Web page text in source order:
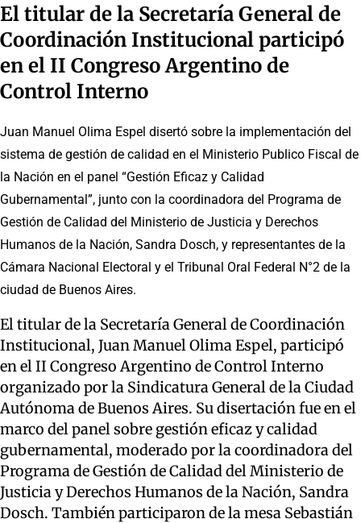
El titular de la Secretaría General de
Coordinación Institucional participó
en el II Congreso Argentino de
Control Interno
Juan Manuel Olima Espel disertó sobre la implementación del
sistema de gestión de calidad en el Ministerio Publico Fiscal de
la Nación en el panel “Gestión Eficaz y Calidad
Gubernamental”, junto con la coordinadora del Programa de
Gestión de Calidad del Ministerio de Justicia y Derechos
Humanos de la Nación, Sandra Dosch, y representantes de la
Cámara Nacional Electoral y el Tribunal Oral Federal N°2 de la
ciudad de Buenos Aires.
El titular de la Secretaría General de Coordinación
Institucional, Juan Manuel Olima Espel, participó
en el II Congreso Argentino de Control Interno
organizado por la Sindicatura General de la Ciudad
Autónoma de Buenos Aires. Su disertación fue en el
marco del panel sobre gestión eficaz y calidad
gubernamental, moderado por la coordinadora del
Programa de Gestión de Calidad del Ministerio de
Justicia y Derechos Humanos de la Nación, Sandra
Dosch. También participaron de la mesa Sebastián